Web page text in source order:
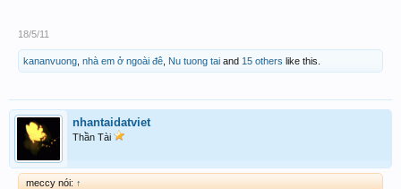
18/5/11
kananvuong nhà em ở ngoài đê Nu tuong tai and 15 others like this.
nhantaidatviet
Thần Tài
meccy nói: ↑